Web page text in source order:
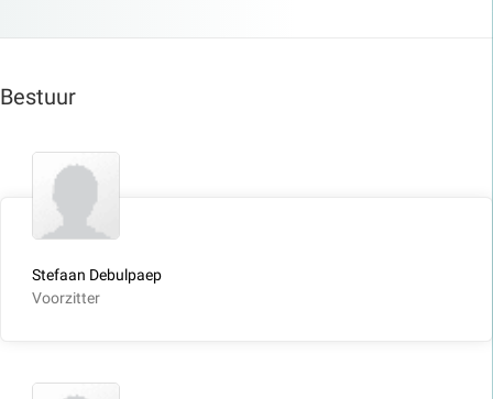
Bestuur
Stefaan Debulpaep
Voorzitter
Zoeken